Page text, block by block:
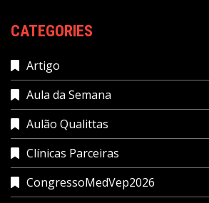
CATEGORIES
Artigo
Aula da Semana
Aulão Qualittas
Clínicas Parceiras
CongressoMedVep2026